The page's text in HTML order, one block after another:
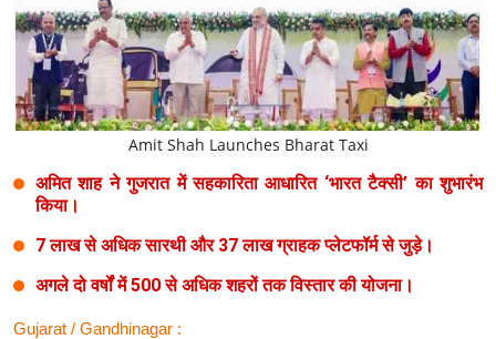
Tour & Travel
History Speaks
About Us
Amit Shah Launches Bharat Taxi
अमित शाह ने गुजरात में सहकारिता आधारित ‘भारत टैक्सी’ का शुभारंभ
किया।
7 लाख से अधिक सारथी और 37 लाख ग्राहक प्लेटफॉर्म से जुड़े।
अगले दो वर्षों में 500 से अधिक शहरों तक विस्तार की योजना।
Gujarat / Gandhinagar :